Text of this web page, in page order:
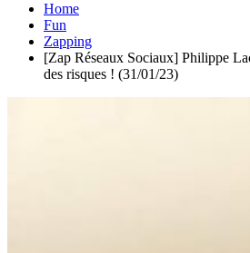
Home
Fun
Zapping
[Zap Réseaux Sociaux] Philippe
des risques ! (31/01/23)